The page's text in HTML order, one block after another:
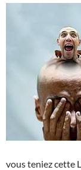
vous teniez cette